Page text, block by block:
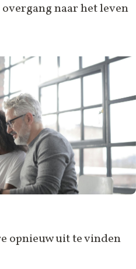
naar het leven
opnieuw uit te vinden